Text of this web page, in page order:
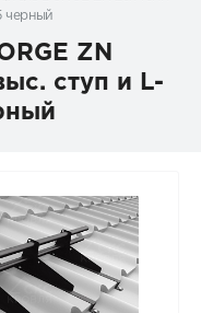
черный
ZN
ступ и L-